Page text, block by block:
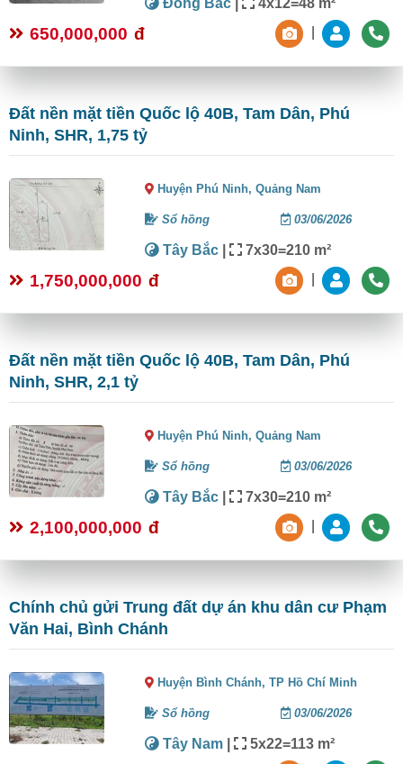
Đông Bắc | 4x12=48 m²
650,000,000 đ
Đất nền mặt tiền Quốc lộ 40B, Tam Dân, Phú
Ninh, SHR, 1,75 tỷ
Huyện Phú Ninh,Quảng Nam
Sổ hồng 03/06/2026
Tây Bắc | 7x30=210 m²
1,750,000,000 đ
Đất nền mặt tiền Quốc lộ 40B, Tam Dân, Phú
Ninh, SHR, 2,1 tỷ
Huyện Phú Ninh,Quảng Nam
Sổ hồng 03/06/2026
Tây Bắc | 7x30=210 m²
2,100,000,000 đ
Chính chủ gửi Trung đất dự án khu dân cư Phạm
Văn Hai, Bình Chánh
Huyện Bình Chánh,TP Hồ Chí Minh
Sổ hồng 03/06/2026
Tây Nam | 5x22=113 m²